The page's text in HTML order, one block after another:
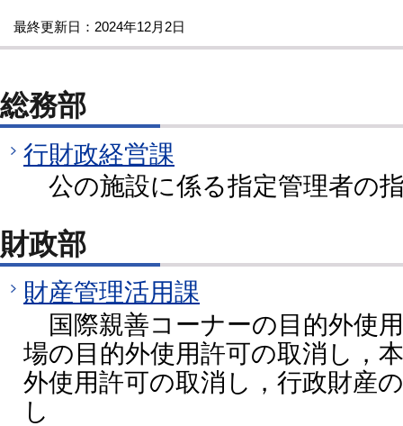
最終更新日：2024年12月2日
総務部
行財政経営課
公の施設に係る指定管理者の
財政部
財産管理活用課
国際親善コーナーの目的外使
場の目的外使用許可の取消し，
外使用許可の取消し，行政財産
し